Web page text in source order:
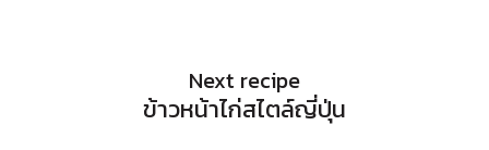
Next recipe
ข้าวหน้าไก่สไตล์ญี่ปุ่น